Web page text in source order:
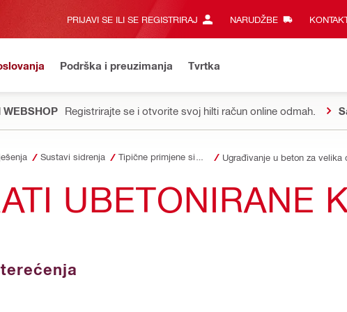
PRIJAVI SE ILI SE REGISTRIRAJ NARUDŽBE
Podrška i preuzimanja Tvrtka
WEBSHOP Registrirajte se i otvorite svoj hilti račun online odmah.
Sustavi sidrenja Ugrađivanje u beton za velika
UBETONIRANE